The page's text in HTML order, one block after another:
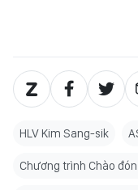
HLV Kim Sang-sik
Chương trình Chào